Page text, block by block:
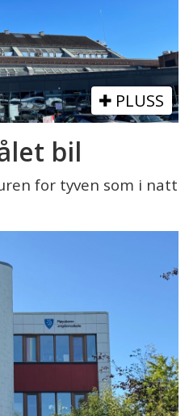
PLUSS
bil
for tyven som i natt